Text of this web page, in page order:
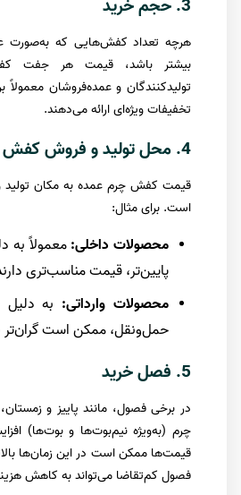
3. حجم خرید
هرچه تعداد کفش‌هایی که به‌صورت
بیشتر باشد، قیمت هر جفت
تولیدکنندگان و عمده‌فروشان
تخفیفات ویژه‌ای ارائه می‌دهند.
4. محل تولید و فروش کفش
قیمت کفش چرم عمده به مکان تولید
است. برای مثال:
محصولات داخلی:معمولاً به
پایین‌تر، قیمت مناسب‌تری
محصولات وارداتی: به
حمل‌ونقل، ممکن است گران‌تر
5. فصل خرید
در برخی فصول، مانند پاییز و
چرم (به‌ویژه نیم‌بوت‌ها و بوت‌ها)
قیمت‌ها ممکن است در این زمان‌ها
فصول کم‌تقاضا می‌تواند به کاهش